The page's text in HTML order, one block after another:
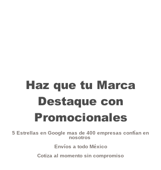
5 Estrellas en Google mas de 400 empresas confían en
nosotros
Envíos a todo México
Cotiza al momento sin compromiso
Haz que tu Marca
Destaque con
Promocionales